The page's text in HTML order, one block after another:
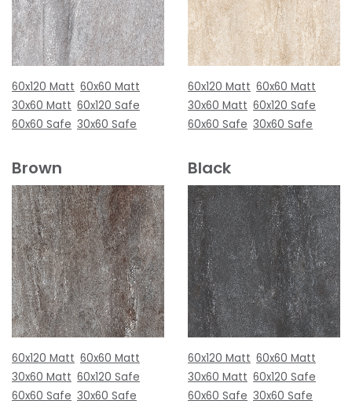
60x120 Matt 60x60 Matt
30x60 Matt 60x120 Safe
60x60 Safe 30x60 Safe
60x120 Matt 60x60 Matt
30x60 Matt 60x120 Safe
60x60 Safe 30x60 Safe
Brown
60x120 Matt 60x60 Matt
30x60 Matt 60x120 Safe
60x60 Safe 30x60 Safe
Black
60x120 Matt 60x60 Matt
30x60 Matt 60x120 Safe
60x60 Safe 30x60 Safe